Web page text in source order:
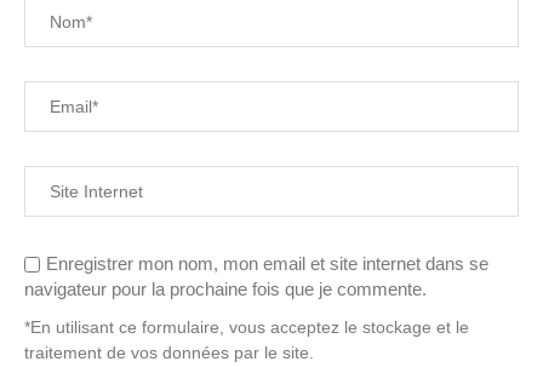
Enregistrer mon nom, mon email et site internet dans se
navigateur pour la prochaine fois que je commente.
*En utilisant ce formulaire, vous acceptez le stockage et le
traitement de vos données par le site.